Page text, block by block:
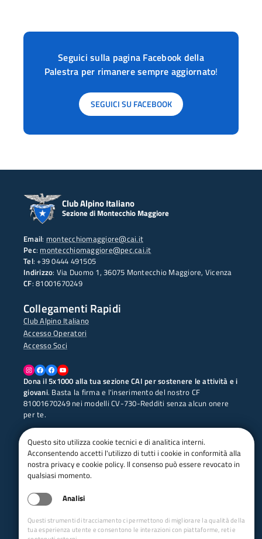
Seguici sulla pagina Facebook della
Palestra per rimanere sempre aggiornato!
SEGUICI SU FACEBOOK
Club Alpino Italiano
Sezione di Montecchio Maggiore
Email: montecchiomaggiore@cai.it
Pec: montecchiomaggiore@pec.cai.it
Tel: +39 0444 491505
Indirizzo: Via Duomo 1, 36075 Montecchio Maggiore, Vicenza
CF: 81001670249
Collegamenti Rapidi
Club Alpino Italiano
Accesso Operatori
Accesso Soci
Instagram Facebook Facebook
YouTube
Dona il 5x1000 alla tua sezione CAI per sostenere le attività e i
giovani. Basta la firma e l'inserimento del nostro CF
81001670249 nei modelli CV-730-Redditi senza alcun onere
per te.
Supporta Mario, Pietro e i soci CAI della sezione di
Schio, che hanno intrapreso il progetto " Libero
Sentiero" con l'obiettivo di percorrere il "SENTIERO
ITALIA CAI". Con il loro canale YouTube intendono
pubblicizzare il sentiero e sostenere CITTA' DELLA
SPERANZA. [
CLICCA QUI
Questo sito utilizza cookie tecnici e di analitica interni.
Acconsentendo accetti l'utilizzo di tutti i cookie in conformità alla
nostra privacy e cookie policy. Il consenso può essere revocato in
qualsiasi momento.
Analisi
Questi strumenti di tracciamento ci permettono di migliorare la qualità della
tua esperienza utente e consentono le interazioni con piattaforme, reti e